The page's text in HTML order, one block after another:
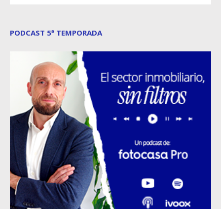
PODCAST 5ª TEMPORADA